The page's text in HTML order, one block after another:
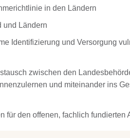
in den Ländern
und Ländern
Identifizierung und Versorgung
zwischen den
und miteinander ins
für den offenen, fachlich fundierten